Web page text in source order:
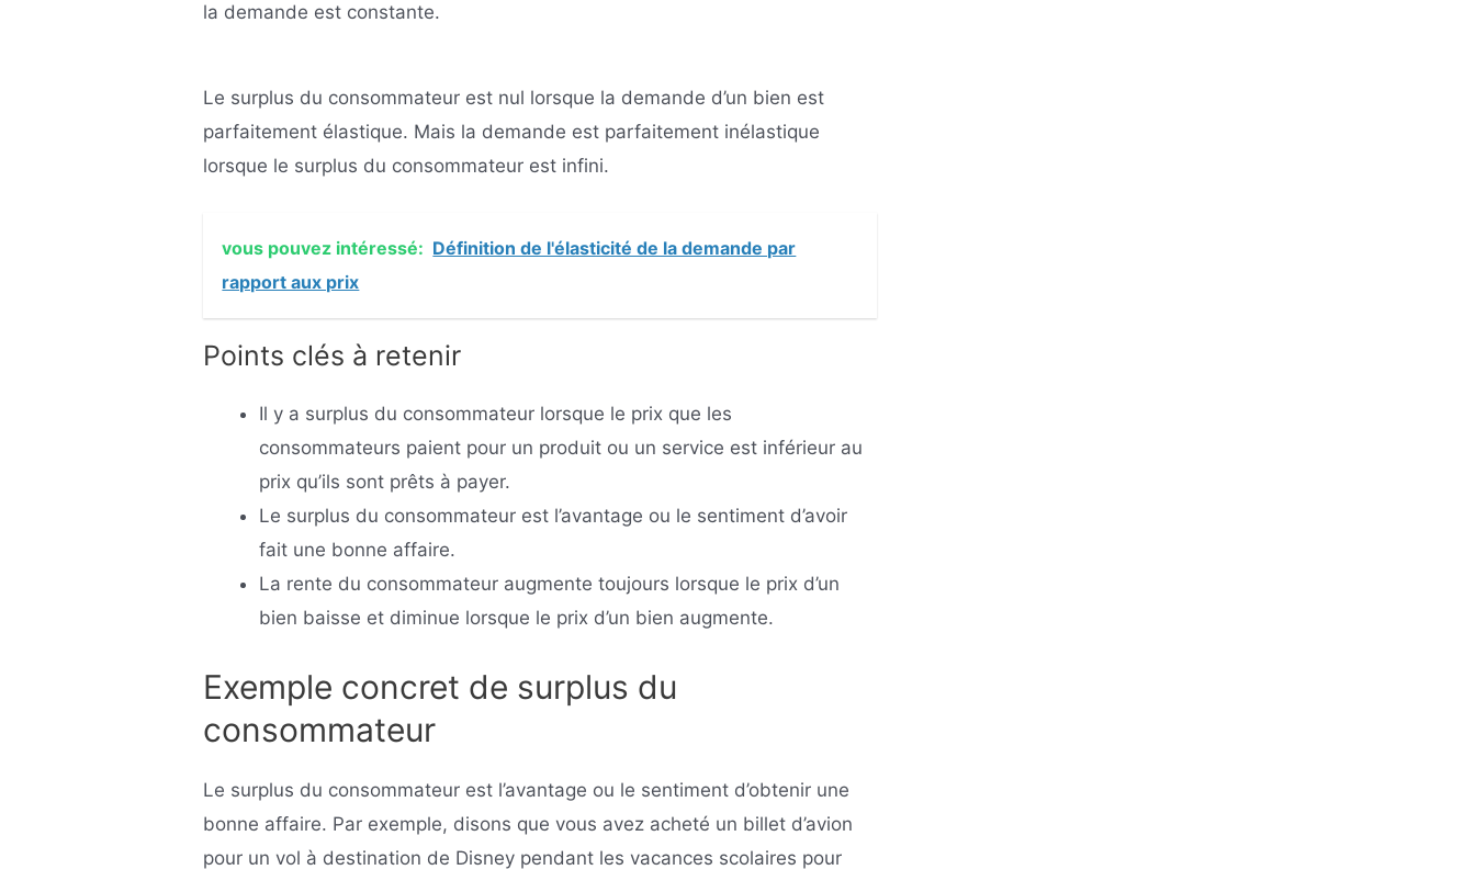
la demande est constante.
Le surplus du consommateur est nul lorsque la demande d’un bien est
parfaitement élastique. Mais la demande est parfaitement inélastique
lorsque le surplus du consommateur est infini.
vous pouvez intéressé: Définition de l'élasticité de la demande par
rapport aux prix
Points clés à retenir
Il y a surplus du consommateur lorsque le prix que les
consommateurs paient pour un produit ou un service est inférieur au
prix qu’ils sont prêts à payer.
Le surplus du consommateur est l’avantage ou le sentiment d’avoir
fait une bonne affaire.
La rente du consommateur augmente toujours lorsque le prix d’un
bien baisse et diminue lorsque le prix d’un bien augmente.
Exemple concret de surplus du
consommateur
Le surplus du consommateur est l’avantage ou le sentiment d’obtenir une
bonne affaire. Par exemple, disons que vous avez acheté un billet d’avion
pour un vol à destination de Disney pendant les vacances scolaires pour